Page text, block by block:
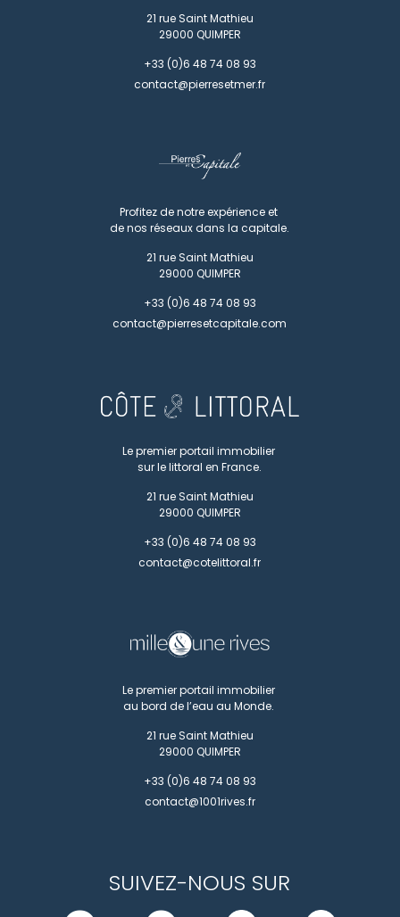
21 rue Saint Mathieu
29000 QUIMPER
+33 (0)6 48 74 08 93
contact@pierresetmer.fr
Profitez de notre expérience et
de nos réseaux dans la capitale.
21 rue Saint Mathieu
29000 QUIMPER
+33 (0)6 48 74 08 93
contact@pierresetcapitale.com
Le premier portail immobilier
sur le littoral en France.
21 rue Saint Mathieu
29000 QUIMPER
+33 (0)6 48 74 08 93
contact@cotelittoral.fr
Le premier portail immobilier
au bord de l’eau au Monde.
21 rue Saint Mathieu
29000 QUIMPER
+33 (0)6 48 74 08 93
contact@1001rives.fr
SUIVEZ-NOUS SUR